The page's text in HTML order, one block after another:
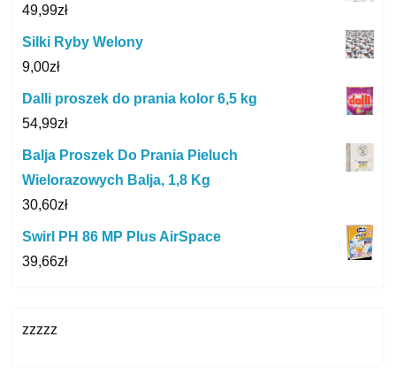
49,99zł
Silki Ryby Welony
9,00zł
Dalli proszek do prania kolor 6,5 kg
54,99zł
Balja Proszek Do Prania Pieluch
Wielorazowych Balja, 1,8 Kg
30,60zł
Swirl PH 86 MP Plus AirSpace
39,66zł
zzzzz